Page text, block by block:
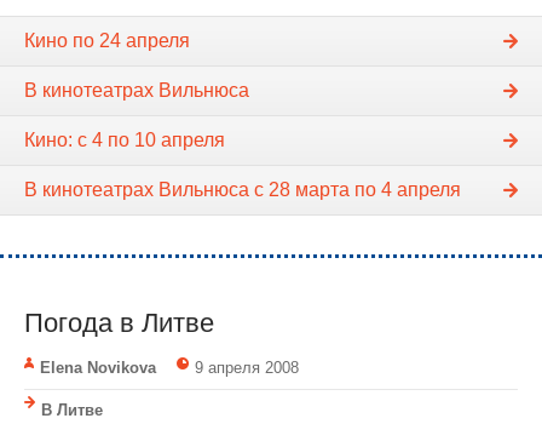
Кино по 24 апреля
В кинотеатрах Вильнюса
Кино: с 4 по 10 апреля
В кинотеатрах Вильнюса с 28 марта по 4 апреля
Погода в Литве
Elena Novikova 9 апреля 2008
В Литве